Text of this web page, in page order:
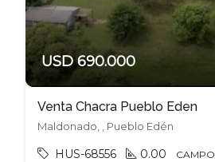
USD 690.000
Venta Chacra Pueblo Eden
Maldonado, , Pueblo Edén
HUS-68556 0.00 CAMPO